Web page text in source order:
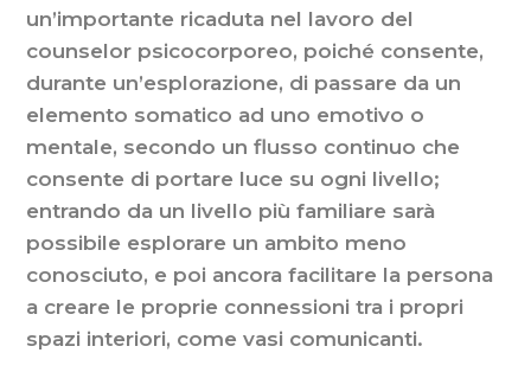
un’importante ricaduta nel lavoro del
counselor psicocorporeo, poiché consente,
durante un’esplorazione, di passare da un
elemento somatico ad uno emotivo o
mentale, secondo un flusso continuo che
consente di portare luce su ogni livello;
entrando da un livello più familiare sarà
possibile esplorare un ambito meno
conosciuto, e poi ancora facilitare la persona
a creare le proprie connessioni tra i propri
spazi interiori, come vasi comunicanti.